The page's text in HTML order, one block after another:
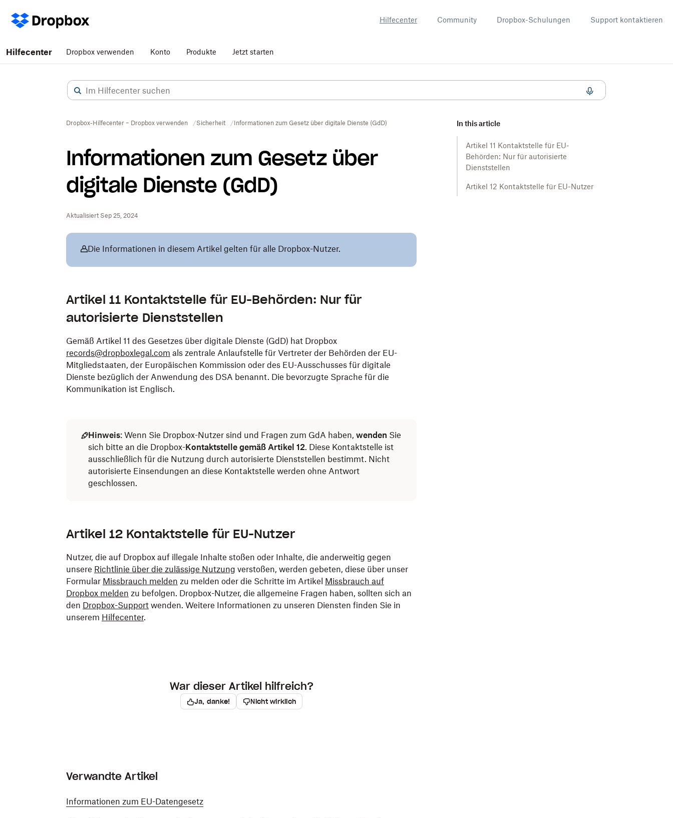
Hilfecenter Community Dropbox-Schulungen Support kontaktieren
Hilfecenter Dropbox verwenden Konto Produkte Jetzt starten
Dropbox-Hilfecenter – Dropbox verwenden Sicherheit Informationen zum Gesetz über digitale Dienste (GdD)
Informationen zum Gesetz über
digitale Dienste (GdD)
Aktualisiert Sep 25, 2024
In this article
Artikel 11 Kontaktstelle für EU-
Behörden: Nur für autorisierte
Dienststellen
Artikel 12 Kontaktstelle für EU-Nutzer
Die Informationen in diesem Artikel gelten für alle Dropbox-Nutzer.
Artikel 11 Kontaktstelle für EU-Behörden: Nur für
autorisierte Dienststellen
Gemäß Artikel 11 des Gesetzes über digitale Dienste (GdD) hat Dropbox
records@dropboxlegal.com als zentrale Anlaufstelle für Vertreter der Behörden der EU-
Mitgliedstaaten, der Europäischen Kommission oder des EU-Ausschusses für digitale
Dienste bezüglich der Anwendung des DSA benannt. Die bevorzugte Sprache für die
Kommunikation ist Englisch.
Hinweis: Wenn Sie Dropbox-Nutzer sind und Fragen zum GdA haben, wenden Sie
sich bitte an die Dropbox-Kontaktstelle gemäß Artikel 12. Diese Kontaktstelle ist
ausschließlich für die Nutzung durch autorisierte Dienststellen bestimmt. Nicht
autorisierte Einsendungen an diese Kontaktstelle werden ohne Antwort
geschlossen.
Artikel 12 Kontaktstelle für EU-Nutzer
Nutzer, die auf Dropbox auf illegale Inhalte stoßen oder Inhalte, die anderweitig gegen
unsere Richtlinie über die zulässige Nutzung verstoßen, werden gebeten, diese über unser
Formular Missbrauch melden zu melden oder die Schritte im Artikel Missbrauch auf
Dropbox melden zu befolgen. Dropbox-Nutzer, die allgemeine Fragen haben, sollten sich an
den Dropbox-Support wenden. Weitere Informationen zu unseren Diensten finden Sie in
unserem Hilfecenter.
War dieser Artikel hilfreich?
Ja, danke! Nicht wirklich
Verwandte Artikel
Informationen zum EU-Datengesetz